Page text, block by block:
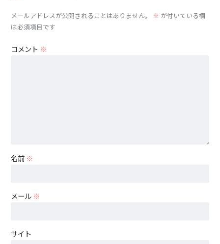
メールアドレスが公開されることはありません。 ※ が付いている欄
は必須項目です
コメント ※
名前 ※
メール ※
サイト